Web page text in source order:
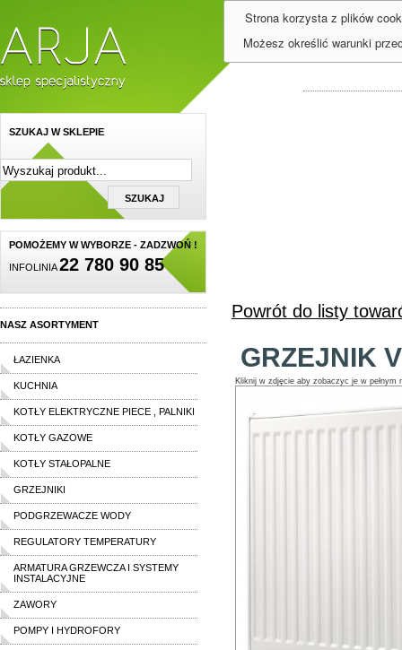
SZUKAJ W SKLEPIE
POMOŻEMY W WYBORZE - ZADZWOŃ !
INFOLINIA22 780 90 85
NASZ ASORTYMENT
ŁAZIENKA
KUCHNIA
KOTŁY ELEKTRYCZNE PIECE , PALNIKI
KOTŁY GAZOWE
KOTŁY STAŁOPALNE
GRZEJNIKI
PODGRZEWACZE WODY
REGULATORY TEMPERATURY
ARMATURA GRZEWCZA I SYSTEMY
INSTALACYJNE
ZAWORY
POMPY I HYDROFORY
Powrót do listy
GRZEJNIK
Kliknij w zdjęcie aby zobaczyc je w pełnym
Strona korzysta z plików
Możesz określić warunki